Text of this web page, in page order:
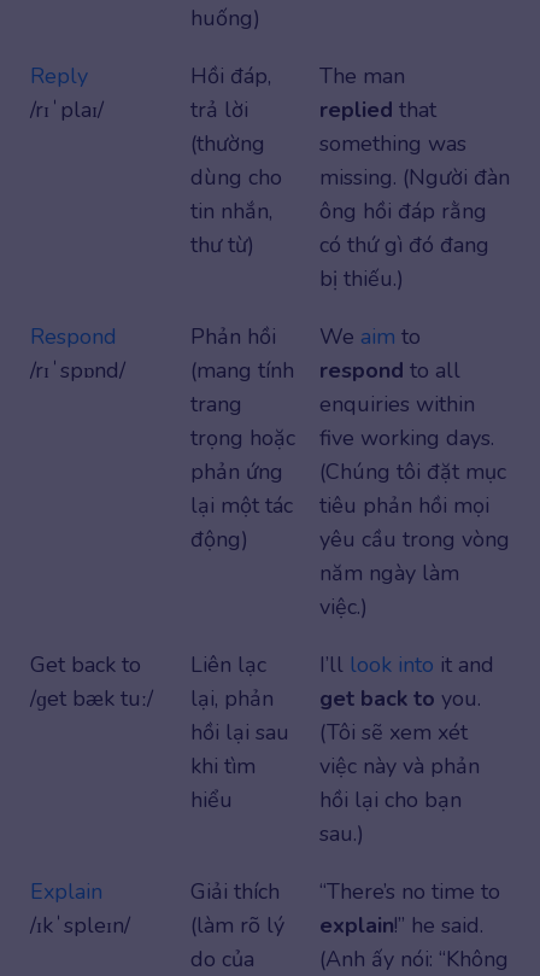
huống)
Reply
/rɪˈplaɪ/
Hồi đáp,
trả lời
(thường
dùng cho
tin nhắn,
thư từ)
The man
replied that
something was
missing. (Người đàn
ông hồi đáp rằng
có thứ gì đó đang
bị thiếu.)
Respond
/rɪˈspɒnd/
Phản hồi
(mang tính
trang
trọng hoặc
phản ứng
lại một tác
động)
We aim to
respond to all
enquiries within
five working days.
(Chúng tôi đặt mục
tiêu phản hồi mọi
yêu cầu trong vòng
năm ngày làm
việc.)
Get back to
/ɡet bæk tuː/
Liên lạc
lại, phản
hồi lại sau
khi tìm
hiểu
I’ll look into it and
get back to you.
(Tôi sẽ xem xét
việc này và phản
hồi lại cho bạn
sau.)
Explain
/ɪkˈspleɪn/
Giải thích
(làm rõ lý
do của
“There’s no time to
explain!” he said.
(Anh ấy nói: “Không